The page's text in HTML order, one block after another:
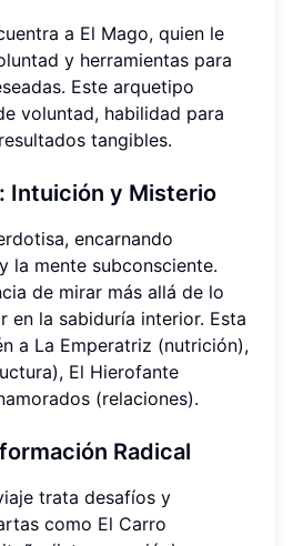
a El Mago, quien le
y herramientas para
Este arquetipo
voluntad, habilidad para
tangibles.
Intuición y Misterio
encarnando
la mente subconsciente.
de mirar más allá de lo
en la sabiduría interior. Esta
a La Emperatriz (nutrición),
El Hierofante
(relaciones).
Radical
trata desafíos y
como El Carro